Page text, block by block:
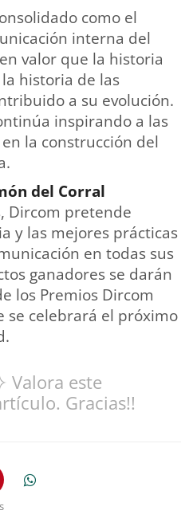
como el
interna del
valor que la historia
la historia de las
a su evolución.
inspirando a las
la construcción del
del Corral
Dircom pretende
y las mejores prácticas
en todas sus
ganadores se darán
los Premios Dircom
se celebrará el próximo
Valora este
Gracias!!